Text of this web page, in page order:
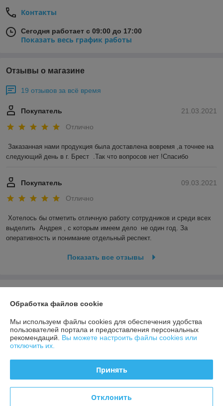
Контакты
Сегодня работает с 09:00 до 17:00
Показать весь график работы
Отзывы о магазине
19 отзывов за всё время
21.03.2021
Покупатель
Отлично
Заказанная нами продукция была доставлена вовремя ,а точнее на
следующий день в г. Брест  .Так что вопросов нет !Спасибо
09.03.2021
Покупатель
Отлично
Хотелось бы отметить отличную работу сотрудников и среди всех
выделить  Андрея , с которым имеем дело  не один год. За
оперативность и понимание отдельный респект.
Показать все отзывы
Доставка и оплата
График работы
Обработка файлов cookie
Мы используем файлы cookies для обеспечения удобства
пользователей портала и предоставления персональных
рекомендаций. Вы можете настроить файлы cookies или
отключить их.
Принять
Отклонить